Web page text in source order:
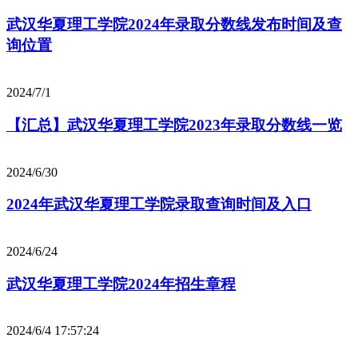
武汉华夏理工学院2024年录取分数线发布时间及查
询位置
2024/7/1
【汇总】武汉华夏理工学院2023年录取分数线一览
2024/6/30
2024年武汉华夏理工学院录取查询时间及入口
2024/6/24
武汉华夏理工学院2024年招生章程
2024/6/4 17:57:24